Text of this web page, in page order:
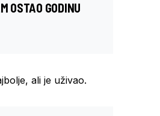
OSTAO GODINU
ali je uživao.